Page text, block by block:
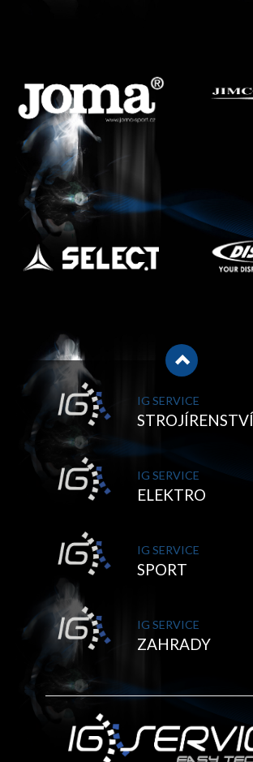
IG SERVICE
STROJÍRENSTVÍ
IG SERVICE
ELEKTRO
IG SERVICE
SPORT
IG SERVICE
ZAHRADY